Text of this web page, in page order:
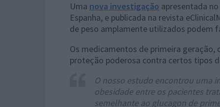
Uma nova investigação apresentada
Espanha, e publicada na revista
de peso amplamente utilizados podem
Os medicamentos de primeira
proteção poderosa contra certos tipos
O nosso estudo encontrou uma
obesidade entre os pacientes
semelhante ao glucagon de